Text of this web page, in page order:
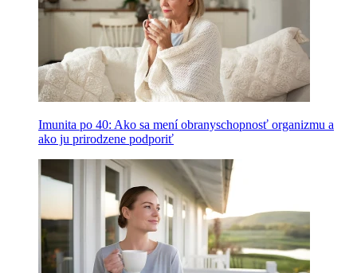
Imunita po 40: Ako sa mení obranyschopnosť organizmu a
ako ju prirodzene podporiť